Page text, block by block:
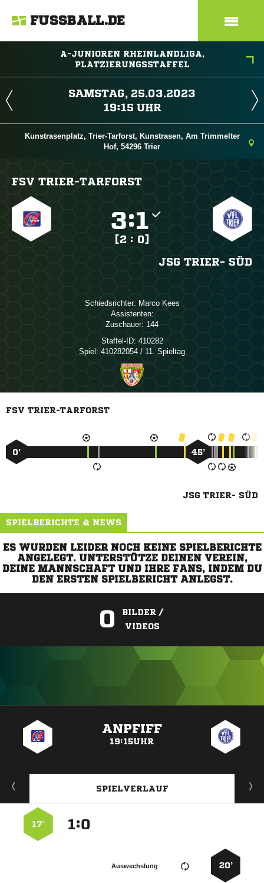
FUSSBALL.DE
A-JUNIOREN RHEINLANDLIGA,
PLATZIERUNGSSTAFFEL
 
 
Kunstrasenplatz, Trier-Tarforst, Kunstrasen, Am Trimmelter
Hof, 54296 Trier
FSV TRIER-TARFORST
:
[2 : 0]
JSG TRIER- SÜD
Schiedsrichter:  
Assistenten:
Zuschauer: 144
Staffel-ID: 410282
Spiel: 410282054 / 11. Spieltag
FSV TRIER-TARFORST
0’ 45’
JSG TRIER- SÜD
SPIELBERICHTE & NEWS
ES WURDEN LEIDER NOCH KEINE SPIELBERICHTE
ANGELEGT. UNTERSTÜTZE DEINEN VEREIN,
DEINE MANNSCHAFT UND IHRE FANS, INDEM DU
DEN ERSTEN SPIELBERICHT ANLEGST.
0
BILDER /
VIDEOS
ANPFIFF
19:15UHR
SPIELVERLAUF
:
17’
20’
Auswechslung